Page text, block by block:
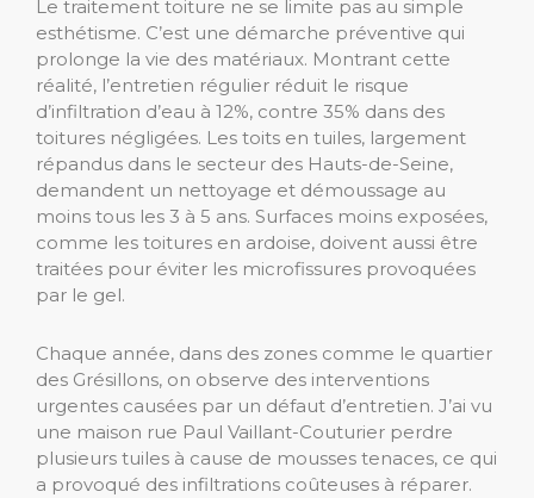
Le traitement toiture ne se limite pas au simple
esthétisme. C’est une démarche préventive qui
prolonge la vie des matériaux. Montrant cette
réalité, l’entretien régulier réduit le risque
d’infiltration d’eau à 12%, contre 35% dans des
toitures négligées. Les toits en tuiles, largement
répandus dans le secteur des Hauts-de-Seine,
demandent un nettoyage et démoussage au
moins tous les 3 à 5 ans. Surfaces moins exposées,
comme les toitures en ardoise, doivent aussi être
traitées pour éviter les microfissures provoquées
par le gel.
Chaque année, dans des zones comme le quartier
des Grésillons, on observe des interventions
urgentes causées par un défaut d’entretien. J’ai vu
une maison rue Paul Vaillant-Couturier perdre
plusieurs tuiles à cause de mousses tenaces, ce qui
a provoqué des infiltrations coûteuses à réparer.